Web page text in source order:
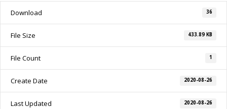
Download 36
File Size 433.89 KB
File Count 1
Create Date 2020-08-26
Last Updated 2020-08-26